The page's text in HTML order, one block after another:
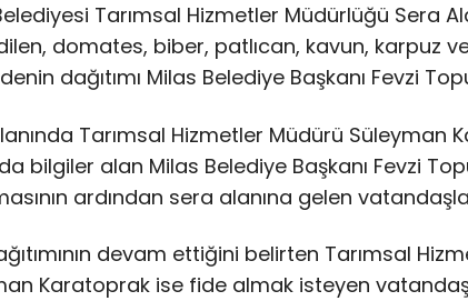
Tarımsal Hizmetler Müdürlüğü Sera
domates, biber, patlıcan, kavun, karpuz
dağıtımı Milas Belediye Başkanı Fevzi
Tarımsal Hizmetler Müdürü Süleyman
bilgiler alan Milas Belediye Başkanı Fevzi
ardından sera alanına gelen
devam ettiğini belirten Tarımsal
Karatoprak ise fide almak isteyen